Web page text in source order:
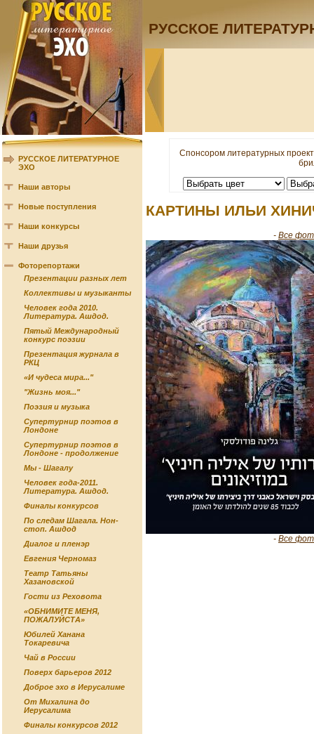
РУССКОЕ
РУССКОЕ ЛИТЕРАТУРНОЕ
ЭХО
Наши авторы
Новые поступления
Наши конкурсы
Наши друзья
Фоторепортажи
Презентации разных лет
Коллективы и музыканты
Человек года 2010.
Литература. Ашдод.
Пятый Международный
конкурс поэзии
Презентация журнала в
РКЦ
«И чудеса мира..."
"Жизнь моя..."
Поэзия и музыка
Супертурнир поэтов в
Лондоне
Супертурнир поэтов в
Лондоне - продолжение
Мы - Шагалу
Человек года-2011.
Литература. Ашдод.
Финалы конкурсов
По следам Шагала. Нон-
стоп. Ашдод
Диалог и пленэр
Евгения Черномаз
Театр Татьяны
Хазановской
Гости из Реховота
«ОБНИМИТЕ МЕНЯ,
ПОЖАЛУЙСТА»
Юбилей Ханана
Токаревича
Чай в России
Поверх барьеров 2012
Доброе эхо в Иерусалиме
От Михалина до
Иерусалима
Финалы конкурсов 2012
Спонсором литературных
КАРТИНЫ ИЛЬИ
- Все
- Все